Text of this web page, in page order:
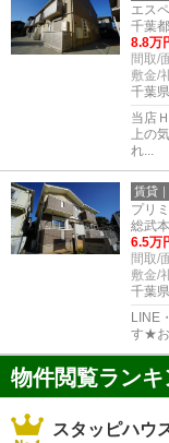
エス
千葉
8.8万
間取/
敷金/
千葉
当店
上の
れ...
賃貸
プリ
総武
6.5万
間取/
敷金/
千葉
LINE
す★お
物件閲覧ランキ
スタッピハウ